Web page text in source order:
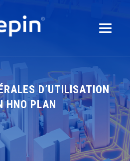
D’UTILISATION
HNO PLAN